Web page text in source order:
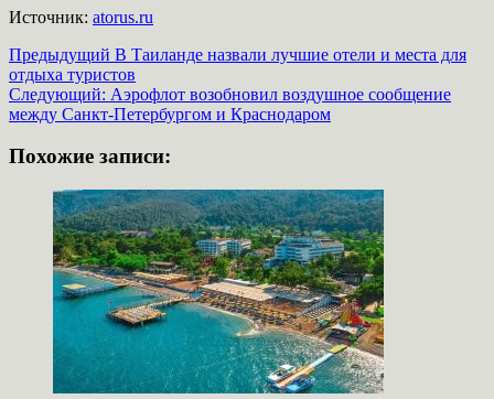
Источник: atorus.ru
Навигация
записи
Предыдущий В Таиланде назвали лучшие отели и места для
отдыха туристов
Следующий: Аэрофлот возобновил воздушное сообщение
между Санкт-Петербургом и Краснодаром
Похожие записи: